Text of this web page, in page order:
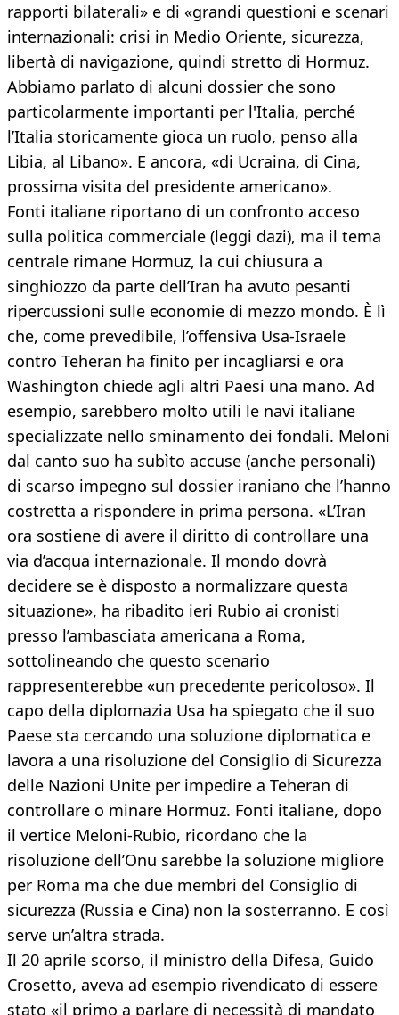
rapporti bilaterali» e di «grandi questioni e scenari
internazionali: crisi in Medio Oriente, sicurezza,
libertà di navigazione, quindi stretto di Hormuz.
Abbiamo parlato di alcuni dossier che sono
particolarmente importanti per l'Italia, perché
l’Italia storicamente gioca un ruolo, penso alla
Libia, al Libano». E ancora, «di Ucraina, di Cina,
prossima visita del presidente americano».
Fonti italiane riportano di un confronto acceso
sulla politica commerciale (leggi dazi), ma il tema
centrale rimane Hormuz, la cui chiusura a
singhiozzo da parte dell’Iran ha avuto pesanti
ripercussioni sulle economie di mezzo mondo. È lì
che, come prevedibile, l’offensiva Usa-Israele
contro Teheran ha finito per incagliarsi e ora
Washington chiede agli altri Paesi una mano. Ad
esempio, sarebbero molto utili le navi italiane
specializzate nello sminamento dei fondali. Meloni
dal canto suo ha subìto accuse (anche personali)
di scarso impegno sul dossier iraniano che l’hanno
costretta a rispondere in prima persona. «L’Iran
ora sostiene di avere il diritto di controllare una
via d’acqua internazionale. Il mondo dovrà
decidere se è disposto a normalizzare questa
situazione», ha ribadito ieri Rubio ai cronisti
presso l’ambasciata americana a Roma,
sottolineando che questo scenario
rappresenterebbe «un precedente pericoloso». Il
capo della diplomazia Usa ha spiegato che il suo
Paese sta cercando una soluzione diplomatica e
lavora a una risoluzione del Consiglio di Sicurezza
delle Nazioni Unite per impedire a Teheran di
controllare o minare Hormuz. Fonti italiane, dopo
il vertice Meloni-Rubio, ricordano che la
risoluzione dell’Onu sarebbe la soluzione migliore
per Roma ma che due membri del Consiglio di
sicurezza (Russia e Cina) non la sosterranno. E così
serve un’altra strada.
Il 20 aprile scorso, il ministro della Difesa, Guido
Crosetto, aveva ad esempio rivendicato di essere
stato «il primo a parlare di necessità di mandato